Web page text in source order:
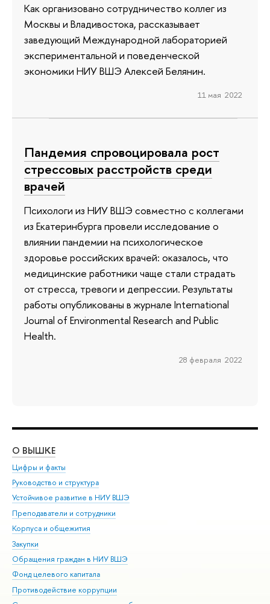
Как организовано сотрудничество коллег из
Москвы и Владивостока, рассказывает
заведующий Международной лабораторией
экспериментальной и поведенческой
экономики НИУ ВШЭ Алексей Белянин.
11 мая 2022
Пандемия спровоцировала рост
стрессовых расстройств среди
врачей
Психологи из НИУ ВШЭ совместно с коллегами
из Екатеринбурга провели исследование о
влиянии пандемии на психологическое
здоровье российских врачей: оказалось, что
медицинские работники чаще стали страдать
от стресса, тревоги и депрессии. Результаты
работы опубликованы в журнале International
Journal of Environmental Research and Public
Health.
28 февраля 2022
О ВЫШКЕ
Цифры и факты
Руководство и структура
Устойчивое развитие в НИУ ВШЭ
Преподаватели и сотрудники
Корпуса и общежития
Закупки
Обращения граждан в НИУ ВШЭ
Фонд целевого капитала
Противодействие коррупции